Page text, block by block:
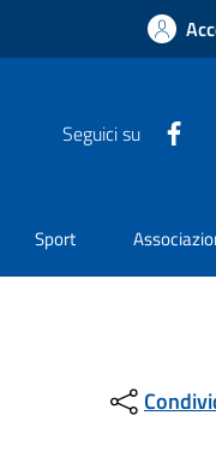
Seguici su
Sport